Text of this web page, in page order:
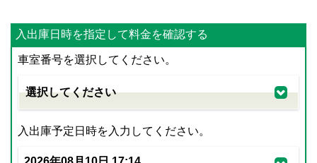
入出庫日時を指定して料金を確認する
車室番号を選択してください。
入出庫予定日時を入力してください。